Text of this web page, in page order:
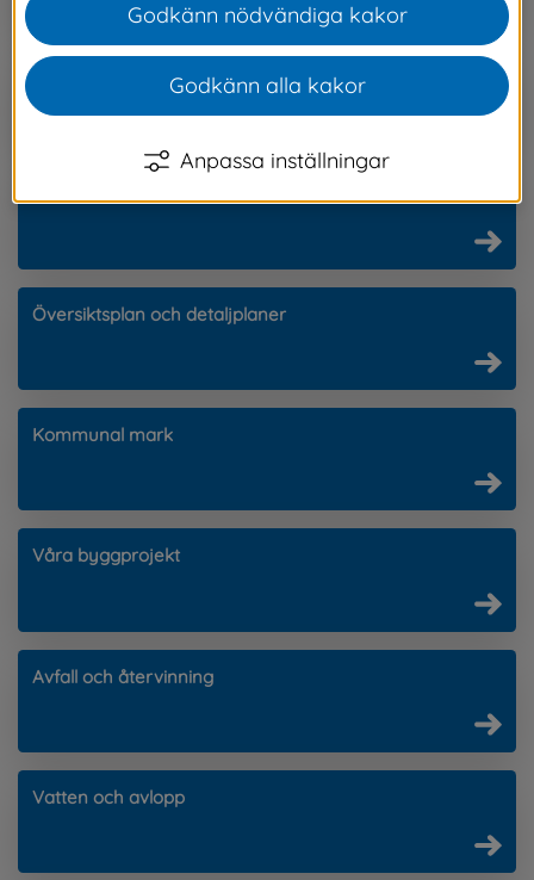
Bygga nytt, ändra eller riva
Översiktsplan och detaljplaner
Kommunal mark
Våra byggprojekt
Avfall och återvinning
Vatten och avlopp
Godkänn nödvändiga kakor
Godkänn alla kakor
Anpassa inställningar